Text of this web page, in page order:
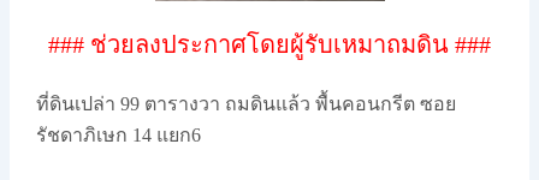
### ช่วยลงประกาศโดยผู้รับเหมาถมดิน ###
ที่ดินเปล่า 99 ตารางวา ถมดินแล้ว พื้นคอนกรีต ซอย
รัชดาภิเษก 14 แยก6